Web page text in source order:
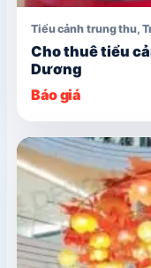
Tiểu cảnh trung thu,
Cho thuê tiểu
Dương
Báo giá